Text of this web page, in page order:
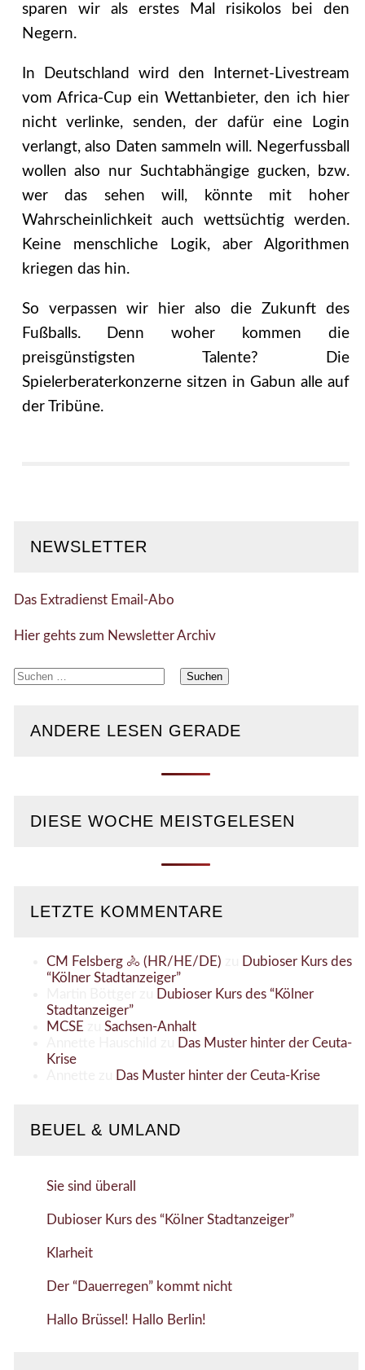
sparen wir als erstes Mal risikolos bei den
Negern.
In Deutschland wird den Internet-Livestream
vom Africa-Cup ein Wettanbieter, den ich hier
nicht verlinke, senden, der dafür eine Login
verlangt, also Daten sammeln will. Negerfussball
wollen also nur Suchtabhängige gucken, bzw.
wer das sehen will, könnte mit hoher
Wahrscheinlichkeit auch wettsüchtig werden.
Keine menschliche Logik, aber Algorithmen
kriegen das hin.
So verpassen wir hier also die Zukunft des
Fußballs. Denn woher kommen die
preisgünstigsten Talente? Die
Spielerberaterkonzerne sitzen in Gabun alle auf
der Tribüne.
NEWSLETTER
Das Extradienst Email-Abo
Hier gehts zum Newsletter Archiv
Suchen
ANDERE LESEN GERADE
DIESE WOCHE MEISTGELESEN
LETZTE KOMMENTARE
CM Felsberg 🚴 (HR/HE/DE)
Dubioser Kurs des
“Kölner Stadtanzeiger”
Dubioser Kurs des “Kölner
Stadtanzeiger”
MCSE
Sachsen-Anhalt
Das Muster hinter der Ceuta-
Krise
Das Muster hinter der Ceuta-Krise
BEUEL & UMLAND
Sie sind überall
Dubioser Kurs des “Kölner Stadtanzeiger”
Klarheit
Der “Dauerregen” kommt nicht
Hallo Brüssel! Hallo Berlin!